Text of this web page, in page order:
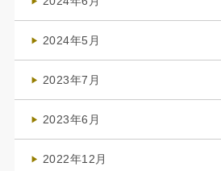
2024年5月
2023年7月
2023年6月
2022年12月